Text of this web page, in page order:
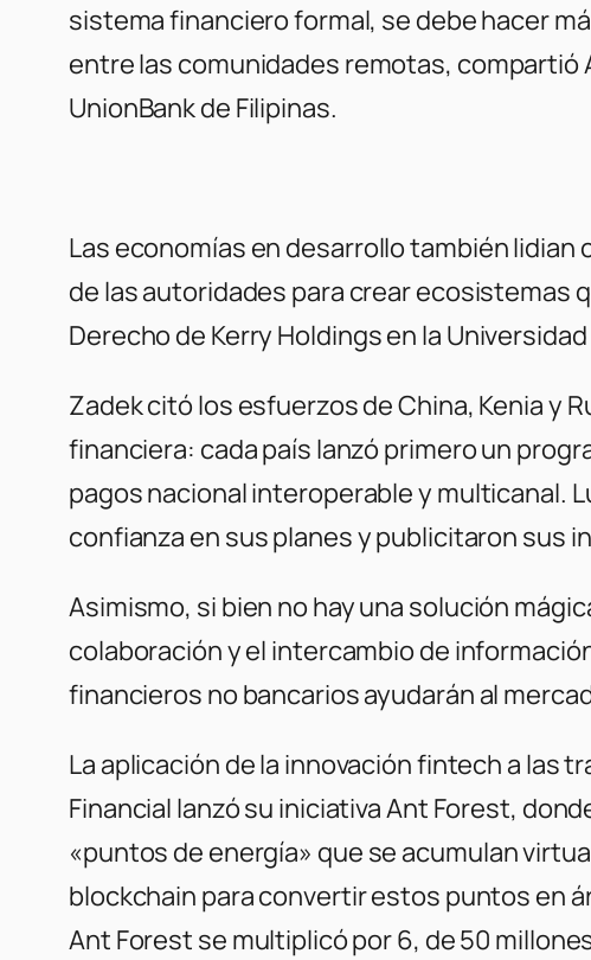
sistema financiero formal, se debe hacer
entre las comunidades remotas, compartió
UnionBank de Filipinas.
Las economías en desarrollo también
de las autoridades para crear ecosistemas
Derecho de Kerry Holdings en la
Zadek citó los esfuerzos de China, Kenia y
financiera: cada país lanzó primero un
pagos nacional interoperable y multicanal.
confianza en sus planes y publicitaron sus
Asimismo, si bien no hay una solución
colaboración y el intercambio de
financieros no bancarios ayudarán al
La aplicación de la innovación fintech a las
Financial lanzó su iniciativa Ant Forest,
«puntos de energía» que se acumulan
blockchain para convertir estos puntos en
Ant Forest se multiplicó por 6, de 50